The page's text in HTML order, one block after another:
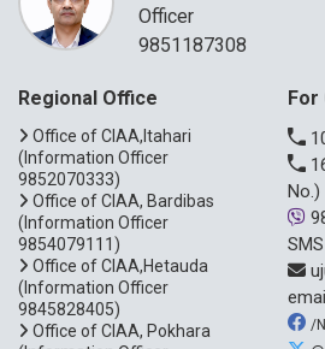
Officer
9851187308
Regional Office
Office of CIAA,Itahari
(Information Officer
9852070333)
Office of CIAA, Bardibas
(Information Officer
9854079111)
Office of CIAA,Hetauda
(Information Officer
9845828405)
Office of CIAA, Pokhara
For
No.)
/